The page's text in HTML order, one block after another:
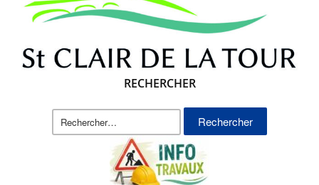
RECHERCHER
Rechercher :